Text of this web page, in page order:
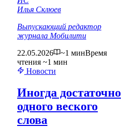
Илья Склюев
Выпускающий редактор
журнала Мобилити
22.05.2026
~1 минВремя
чтения ~1 мин
Новости
Иногда достаточно
одного веского
слова